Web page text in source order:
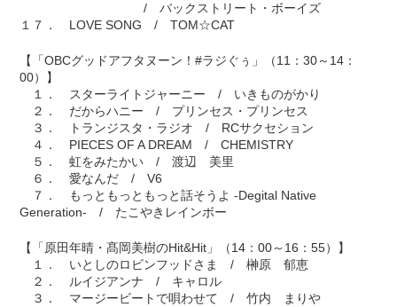
/ バックストリート・ボーイズ
１７． LOVE SONG / TOM☆CAT
【「OBCグッドアフタヌーン！#ラジぐぅ」（11：30～14：
00）】
１． スターライトジャーニー / いきものがかり
２． だからハニー / プリンセス・プリンセス
３． トランジスタ・ラジオ / RCサクセション
４． PIECES OF A DREAM / CHEMISTRY
５． 虹をみたかい / 渡辺 美里
６． 愛なんだ / V6
７． もっともっともっと話そうよ -Degital Native
Generation- / たこやきレインボー
【「原田年晴・髙岡美樹のHit&Hit」（14：00～16：55）】
１． いとしのロビンフッドさま / 榊原 郁恵
２． ルイジアンナ / キャロル
３． マージービートで唄わせて / 竹内 まりや